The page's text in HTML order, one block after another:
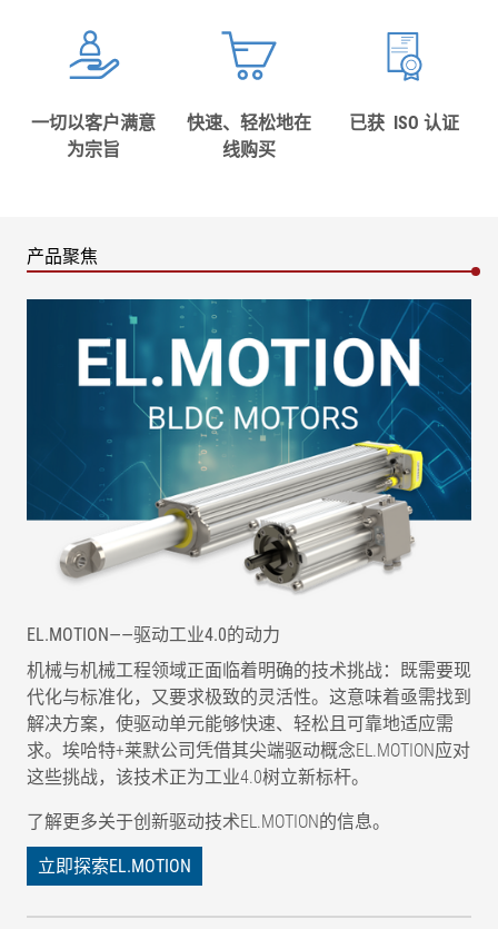
一切以客户满意
为宗旨
快速、轻松地在
线购买
已获 ISO 认证
产品聚焦
EL.MOTION——驱动工业4.0的动力
机械与机械工程领域正面临着明确的技术挑战：既需要现
代化与标准化，又要求极致的灵活性。这意味着亟需找到
解决方案，使驱动单元能够快速、轻松且可靠地适应需
求。埃哈特+莱默公司凭借其尖端驱动概念EL.MOTION应对
这些挑战，该技术正为工业4.0树立新标杆。
了解更多关于创新驱动技术EL.MOTION的信息。
立即探索EL.MOTION